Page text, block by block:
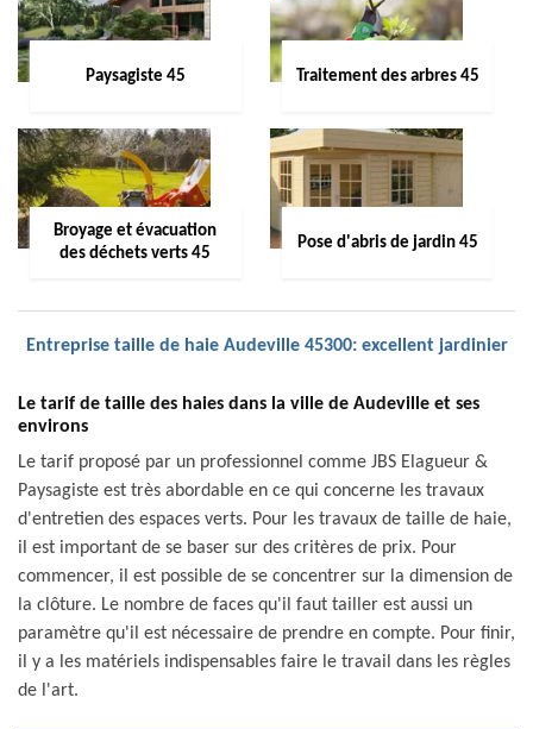
Paysagiste 45 Traitement des arbres 45
Broyage et évacuation
des déchets verts 45
Pose d'abris de jardin 45
Entreprise taille de haie Audeville 45300: excellent jardinier
Le tarif de taille des haies dans la ville de Audeville et ses
environs
Le tarif proposé par un professionnel comme JBS Elagueur &
Paysagiste est très abordable en ce qui concerne les travaux
d'entretien des espaces verts. Pour les travaux de taille de haie,
il est important de se baser sur des critères de prix. Pour
commencer, il est possible de se concentrer sur la dimension de
la clôture. Le nombre de faces qu'il faut tailler est aussi un
paramètre qu'il est nécessaire de prendre en compte. Pour finir,
il y a les matériels indispensables faire le travail dans les règles
de l'art.